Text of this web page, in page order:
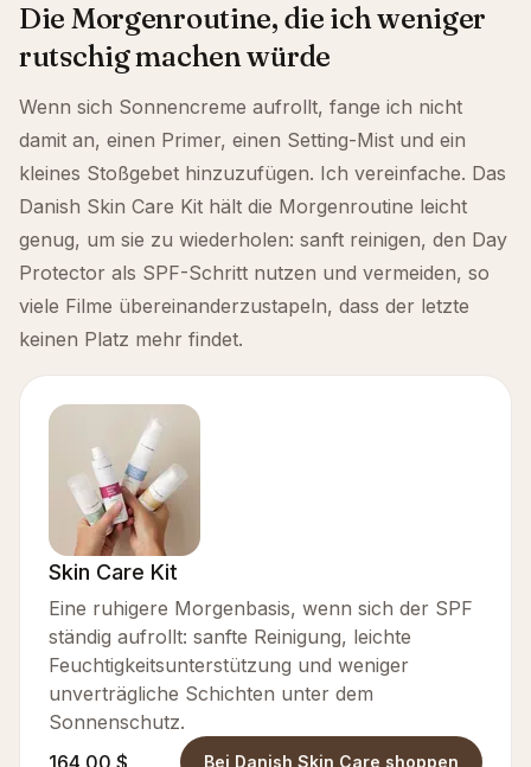
Die Morgenroutine, die ich weniger
rutschig machen würde
Wenn sich Sonnencreme aufrollt, fange ich nicht
damit an, einen Primer, einen Setting-Mist und ein
kleines Stoßgebet hinzuzufügen. Ich vereinfache. Das
Danish Skin Care Kit hält die Morgenroutine leicht
genug, um sie zu wiederholen: sanft reinigen, den Day
Protector als SPF-Schritt nutzen und vermeiden, so
viele Filme übereinanderzustapeln, dass der letzte
keinen Platz mehr findet.
Skin Care Kit
Eine ruhigere Morgenbasis, wenn sich der SPF
ständig aufrollt: sanfte Reinigung, leichte
Feuchtigkeitsunterstützung und weniger
unverträgliche Schichten unter dem
Sonnenschutz.
164,00 $
Bei Danish Skin Care shoppen